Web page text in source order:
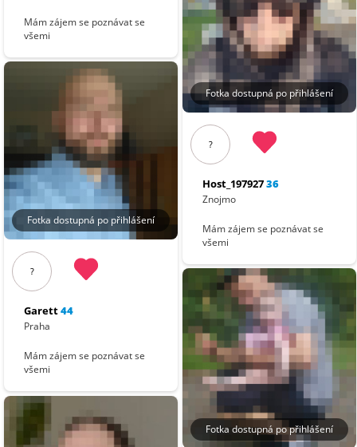
Mám zájem se poznávat se
všemi
Fotka dostupná po přihlášení
?
Garett44
Praha
Mám zájem se poznávat se
všemi
Fotka dostupná po přihlášení
?
Host_19792736
Znojmo
Mám zájem se poznávat se
všemi
Fotka dostupná po přihlášení